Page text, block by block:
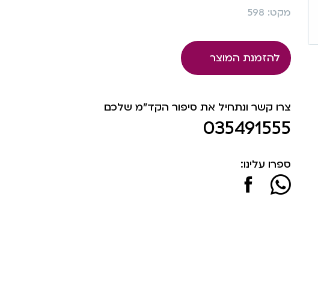
מקט: 598
להזמנת המוצר
צרו קשר ונתחיל את סיפור הקד"מ שלכם
035491555
ספרו עלינו: